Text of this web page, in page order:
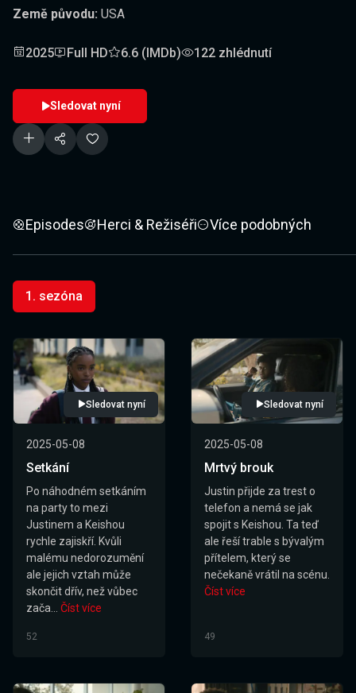
Země původu: USA
2025 Full HD 6.6 (IMDb) 122 zhlédnutí
Sledovat nyní
Episodes Herci & Režiséři Více podobných
1. sezóna
Sledovat nyní
2025-05-08
Setkání
Po náhodném setkáním
na party to mezi
Justinem a Keishou
rychle zajiskří. Kvůli
malému nedorozumění
ale jejich vztah může
skončit dřív, než vůbec
zača...
Číst více
52
Sledovat nyní
2025-05-08
Mrtvý brouk
Justin přijde za trest o
telefon a nemá se jak
spojit s Keishou. Ta teď
ale řeší trable s bývalým
přítelem, který se
nečekaně vrátil na scénu.
Číst více
49